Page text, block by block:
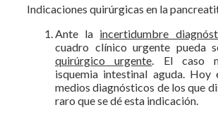
Indicaciones quirúrgicas en la
Ante la incertidumbre
cuadro clínico urgente pueda
quirúrgico urgente . El caso
isquemia intestinal aguda. Hoy
medios diagnósticos de los que
raro que se dé esta indicación.